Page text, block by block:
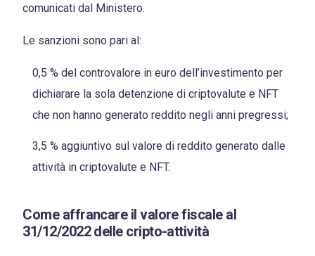
comunicati dal Ministero.
Le sanzioni sono pari al:
0,5 % del controvalore in euro dell’investimento per
dichiarare la sola detenzione di criptovalute e NFT
che non hanno generato reddito negli anni pregressi;
3,5 % aggiuntivo sul valore di reddito generato dalle
attività in criptovalute e NFT.
Come affrancare il valore fiscale al
31/12/2022 delle cripto-attività